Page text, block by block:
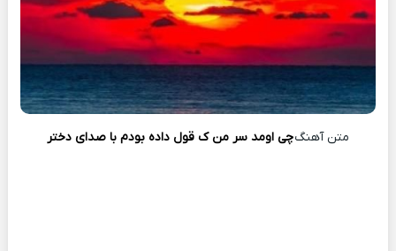
متن آهنگچی اومد سر من ک قول داده بودم با صدای دختر